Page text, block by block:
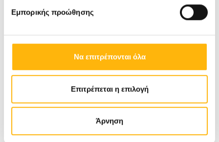
Εμπορικής προώθησης
Να επιτρέπονται όλα
Επιτρέπεται η επιλογή
Άρνηση